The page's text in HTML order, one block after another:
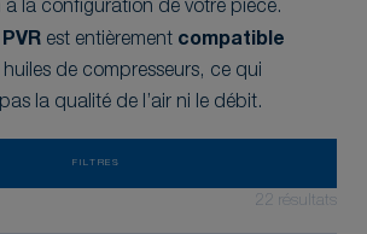
à la configuration de votre pièce.
PVRest entièrement compatible
huiles de compresseurs, ce qui
la qualité de l’air ni le débit.
FILTRES
22 résultats